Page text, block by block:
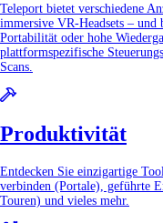
Teleport bietet verschiedene
immersive VR-Headsets –
Portabilität oder hohe
plattformspezifische
Scans.
Produktivität
Entdecken Sie einzigartige
verbinden (Portale), geführte
Touren) und vieles mehr.